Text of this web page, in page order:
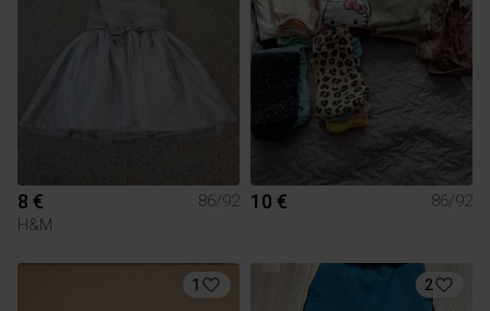
8 €
86/92
H&M
10 € 86/92
1 2